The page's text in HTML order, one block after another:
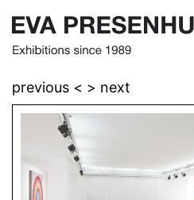
previous < > next